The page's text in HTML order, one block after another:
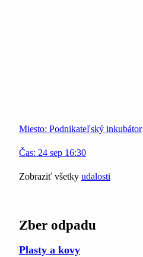
Miesto: Podnikateľský inkubátor
Čas: 24 sep 16:30
Zobraziť všetky udalosti
Zber odpadu
Plasty a kovy